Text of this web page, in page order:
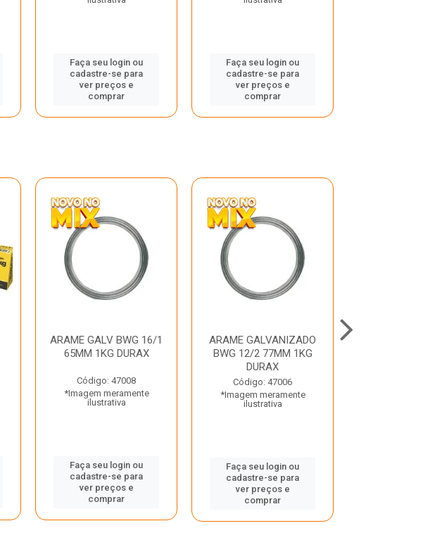
Faça seu login ou
cadastre-se para
ver preços e
comprar
Faça seu login ou
cadastre-se para
ver preços e
comprar
ARAME GALV BWG 16/1
65MM 1KG DURAX
Código: 47008
*Imagem meramente
ilustrativa
Faça seu login ou
cadastre-se para
ver preços e
comprar
ARAME GALVANIZADO
BWG 12/2 77MM 1KG
DURAX
Código: 47006
*Imagem meramente
ilustrativa
Faça seu login ou
cadastre-se para
ver preços e
comprar